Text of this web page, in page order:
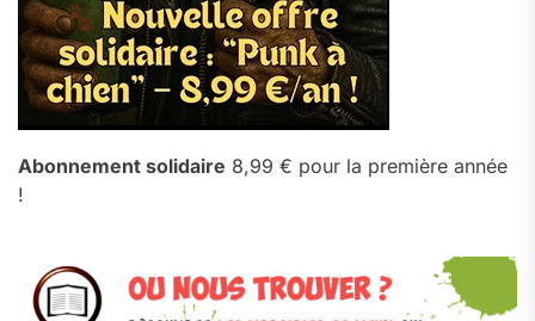
Abonnement solidaire 8,99 € pour la première année
!